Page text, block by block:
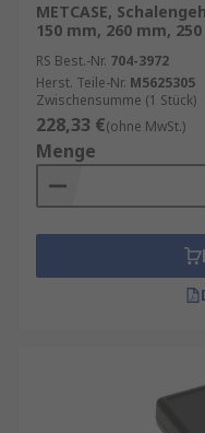
Lamellen an den
Kühlkörper
Rutschfestigkeit
Lässt sich leicht
Hohe und
bieten eine
verschiedenen
Die Robustheit
hohe
LED-
METCASE,
150 mm, 260 mm,
RS Best.-Nr. 704-3972
Herst. Teile-Nr. M5625305
Zwischensumme (1 Stück)
228,33 €(ohne MwSt.)
Menge